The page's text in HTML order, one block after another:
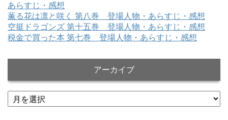
あらすじ・感想
薫る花は凛と咲く 第八巻 登場人物・あらすじ・感想
空挺ドラゴンズ 第十五巻 登場人物・あらすじ・感想
税金で買った本 第七巻 登場人物・あらすじ・感想
アーカイブ
ア
ー